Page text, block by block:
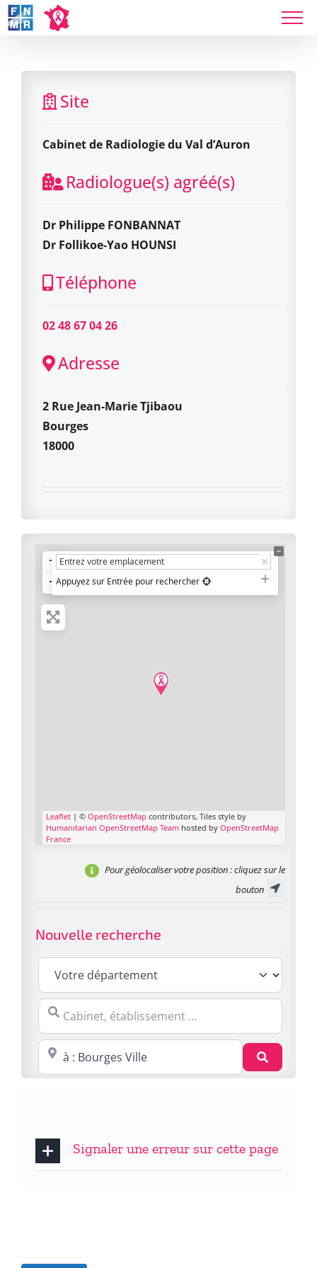
Skip
to
Site
Cabinet de Radiologie du Val d’Auron
Radiologue(s) agréé(s)
Dr Philippe FONBANNAT
Dr Follikoe-Yao HOUNSI
Téléphone
02 48 67 04 26
Adresse
2 Rue Jean-Marie Tjibaou
Bourges
18000
+
−Appuyez sur Entrée pour rechercher
Leaflet | © OpenStreetMap contributors, Tiles style by
Humanitarian OpenStreetMap Team hosted by OpenStreetMap
France
Pour géolocaliser votre position: cliquez sur le
bouton
Nouvelle recherche
Cabinet, établissement ...
Proche de : ville, cp, lieu ...
Signaler une erreur sur cette page